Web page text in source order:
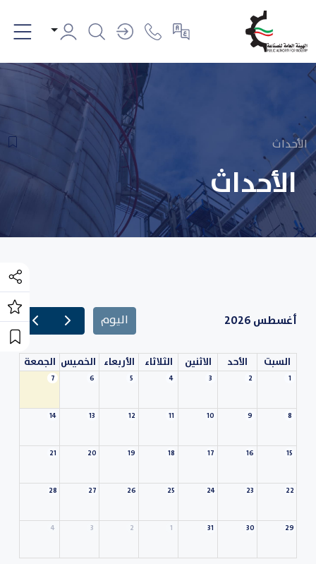
الأحداث
الأحداث
أغسطس 2026 اليوم
السبت الأحد الاثنين الثلاثاء الأربعاء الخميس الجمعة
1
2
3
4
5
6
7
8
9
10
11
12
13
14
15
16
17
18
19
20
21
22
23
24
25
26
27
28
29
30
31
1
2
3
4